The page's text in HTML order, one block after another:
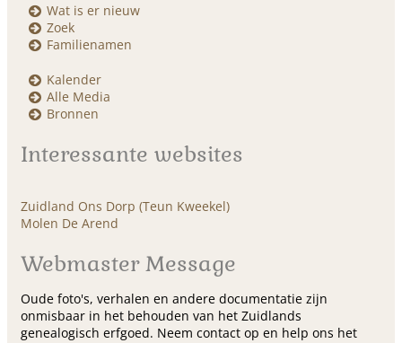
Wat is er nieuw
Zoek
Familienamen
Kalender
Alle Media
Bronnen
Interessante websites
Zuidland Ons Dorp (Teun Kweekel)
Molen De Arend
Webmaster Message
Oude foto's, verhalen en andere documentatie zijn
onmisbaar in het behouden van het Zuidlands
genealogisch erfgoed. Neem contact op en help ons het